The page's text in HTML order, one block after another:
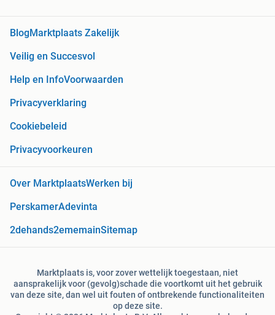
BlogMarktplaats Zakelijk
Veilig en Succesvol
Help en InfoVoorwaarden
Privacyverklaring
Cookiebeleid
Privacyvoorkeuren
Over MarktplaatsWerken bij
PerskamerAdevinta
2dehands2ememainSitemap
Marktplaats is, voor zover wettelijk toegestaan, niet
aansprakelijk voor (gevolg)schade die voortkomt uit het gebruik
van deze site, dan wel uit fouten of ontbrekende functionaliteiten
op deze site.